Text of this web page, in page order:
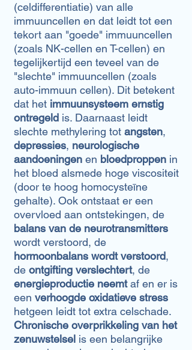
(celdifferentiatie) van alle
immuuncellen en dat leidt tot een
tekort aan "goede" immuuncellen
(zoals NK-cellen en T-cellen) en
tegelijkertijd een teveel van de
"slechte" immuuncellen (zoals
auto-immuun cellen). Dit betekent
dat het immuunsysteem ernstig
ontregeld is. Daarnaast leidt
slechte methylering tot angsten,
depressies, neurologische
aandoeningen en bloedproppen in
het bloed alsmede hoge viscositeit
(door te hoog homocysteīne
gehalte). Ook ontstaat er een
overvloed aan ontstekingen, de
balans van de neurotransmitters
wordt verstoord, de
hormoonbalans wordt verstoord,
de ontgifting verslechtert, de
energieproductie neemtaf en er is
een verhoogde oxidatieve stress
hetgeen leidt tot extra celschade.
Chronische overprikkeling van het
zenuwstelsel is een belangrijke